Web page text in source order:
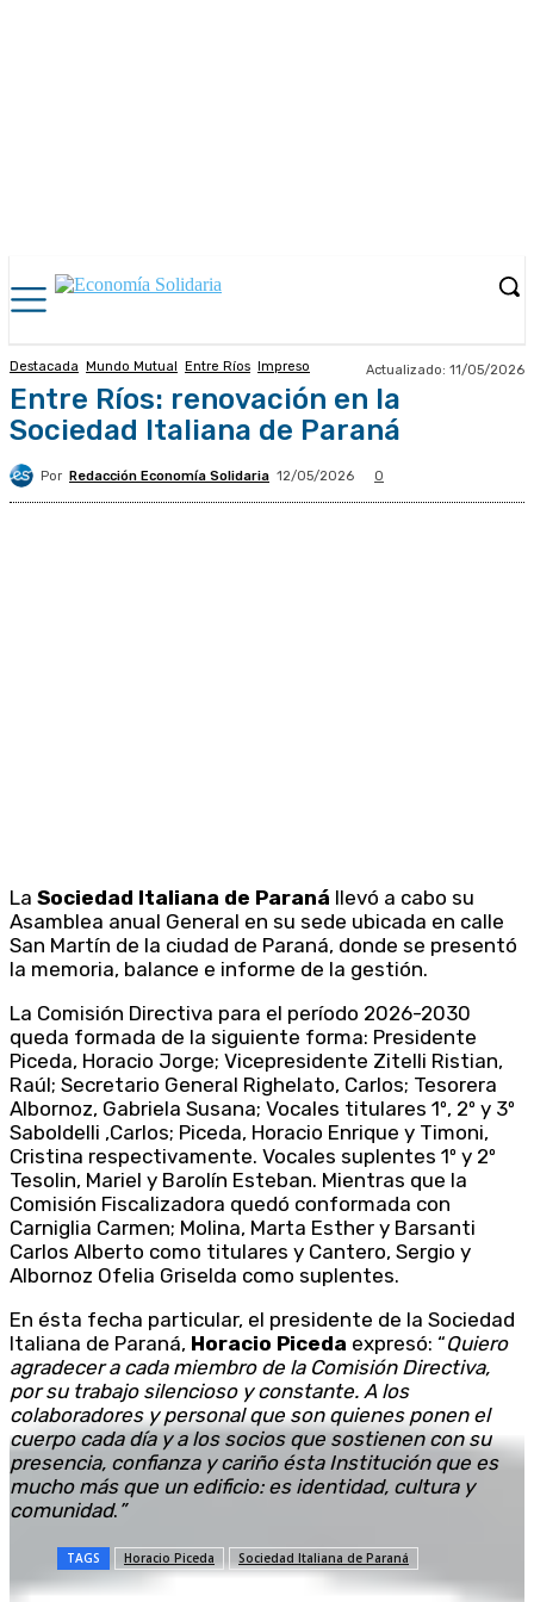
Destacada Mundo Mutual Entre Ríos Impreso Actualizado: 11/05/2026
Entre Ríos: renovación en la
Sociedad Italiana de Paraná
Por Redacción Economía Solidaria 12/05/2026 0
La Sociedad Italiana de Paraná llevó a cabo su
Asamblea anual General en su sede ubicada en calle
San Martín de la ciudad de Paraná, donde se presentó
la memoria, balance e informe de la gestión.
La Comisión Directiva para el período 2026-2030
queda formada de la siguiente forma: Presidente
Piceda, Horacio Jorge; Vicepresidente Zitelli Ristian,
Raúl; Secretario General Righelato, Carlos; Tesorera
Albornoz, Gabriela Susana; Vocales titulares 1º, 2º y 3º
Saboldelli ,Carlos; Piceda, Horacio Enrique y Timoni,
Cristina respectivamente. Vocales suplentes 1º y 2º
Tesolin, Mariel y Barolín Esteban. Mientras que la
Comisión Fiscalizadora quedó conformada con
Carniglia Carmen; Molina, Marta Esther y Barsanti
Carlos Alberto como titulares y Cantero, Sergio y
Albornoz Ofelia Griselda como suplentes.
En ésta fecha particular, el presidente de la Sociedad
Italiana de Paraná, Horacio Piceda expresó: “Quiero
agradecer a cada miembro de la Comisión Directiva,
por su trabajo silencioso y constante. A los
colaboradores y personal que son quienes ponen el
cuerpo cada día y a los socios que sostienen con su
presencia, confianza y cariño ésta Institución que es
mucho más que un edificio: es identidad, cultura y
comunidad. ”
TAGS Horacio Piceda Sociedad Italiana de Paraná